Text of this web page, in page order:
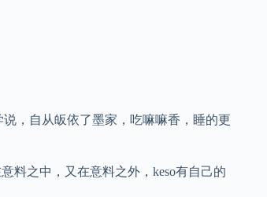
，自从皈依了墨家，吃嘛嘛香，睡的更
料之中，又在意料之外，keso有自己的